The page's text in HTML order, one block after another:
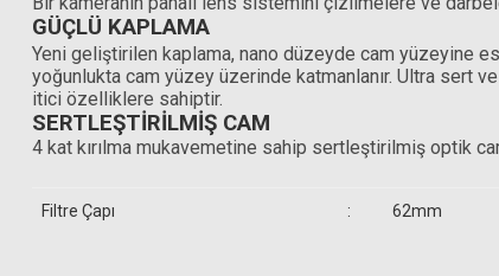
GÜÇLÜ KAPLAMA
Yeni geliştirilen kaplama, nano düzeyde cam yüzeyine
yoğunlukta cam yüzey üzerinde katmanlanır. Ultra sert
itici özelliklere sahiptir.
SERTLEŞTİRİLMİŞ CAM
4 kat kırılma mukavemetine sahip sertleştirilmiş optik
Filtre Çapı : 62mm